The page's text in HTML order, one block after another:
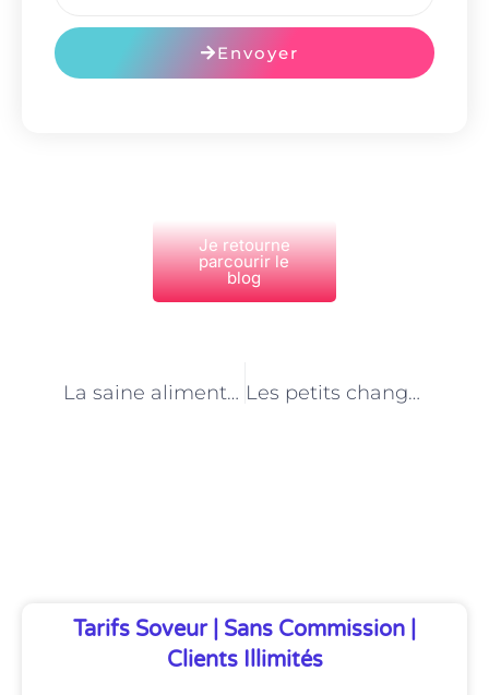
Envoyer
Je retourne
parcourir le
blog
La saine alimentation: une façon de contourner la maladie Les petits changements à adopter pour améliorer votre qualité de vie
Tarifs Soveur | Sans Commission |
Clients Illimités